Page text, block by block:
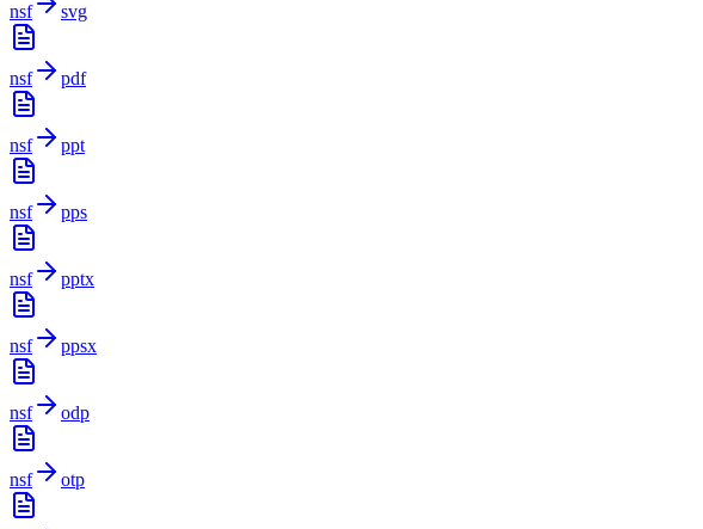
nsf svg
nsf pdf
nsf ppt
nsf pps
nsf pptx
nsf ppsx
nsf odp
nsf otp